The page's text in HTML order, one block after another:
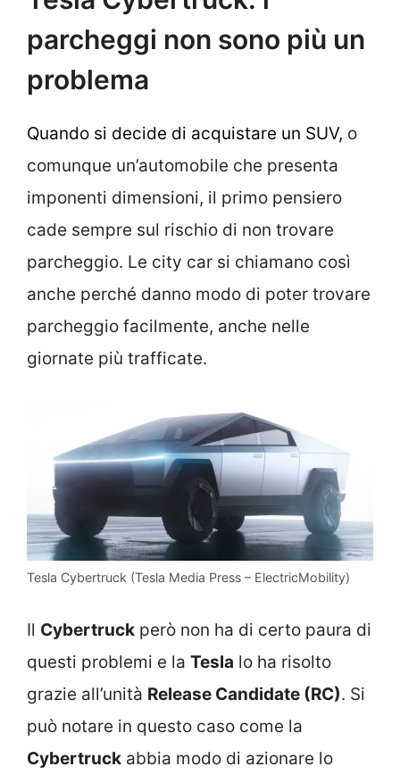
parcheggi non sono più un
problema
Quando si decide di acquistare un SUV, o
comunque un’automobile che presenta
imponenti dimensioni, il primo pensiero
cade sempre sul rischio di non trovare
parcheggio. Le city car si chiamano così
anche perché danno modo di poter trovare
parcheggio facilmente, anche nelle
giornate più trafficate.
Tesla Cybertruck (Tesla Media Press – ElectricMobility)
Il Cybertruck però non ha di certo paura di
questi problemi e la Tesla lo ha risolto
grazie all’unità Release Candidate (RC). Si
può notare in questo caso come la
Cybertruck abbia modo di azionare lo